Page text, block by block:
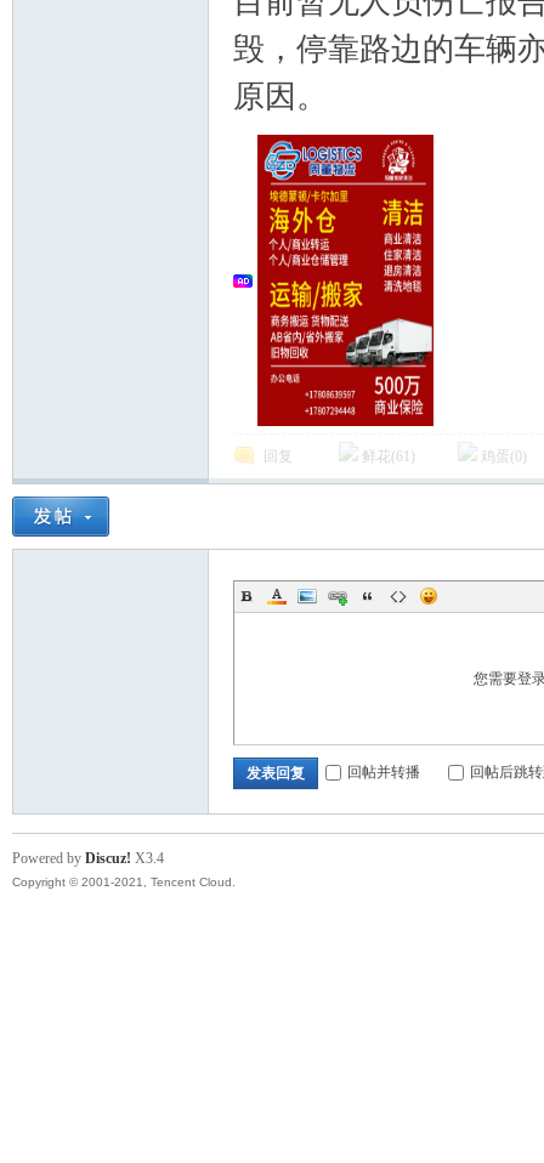
nto
毁，停靠路边的车辆
原因。
回复 鲜花(61 ) 鸡蛋( 0 )
您需要登
发表回复 回帖并转播 回帖后跳
Powered by Discuz! X3.4
Copyright © 2001-2021, Tencent Cloud.